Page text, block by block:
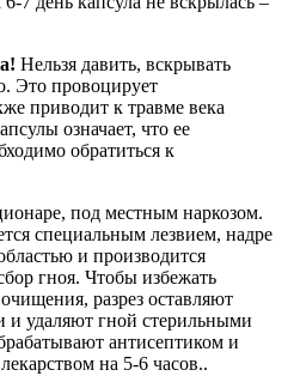
Нельзя давить, вскрывать
Это провоцирует
приводит к травме века
означает, что ее
обратиться к
под местным наркозом.
специальным лезвием, надре
и производится
гноя. Чтобы избежать
разрез оставляют
удаляют гной стерильными
антисептиком и
на 5-6 часов..